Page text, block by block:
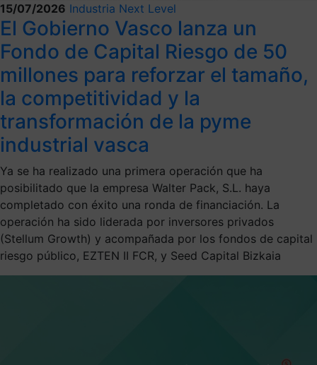
15/07/2026 Industria Next Level
El Gobierno Vasco lanza un
Fondo de Capital Riesgo de 50
millones para reforzar el tamaño,
la competitividad y la
transformación de la pyme
industrial vasca
Ya se ha realizado una primera operación que ha
posibilitado que la empresa Walter Pack, S.L. haya
completado con éxito una ronda de financiación. La
operación ha sido liderada por inversores privados
(Stellum Growth) y acompañada por los fondos de capital
riesgo público, EZTEN II FCR, y Seed Capital Bizkaia